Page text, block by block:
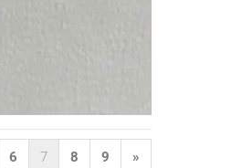
6 7 8 9 »